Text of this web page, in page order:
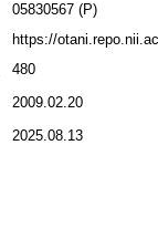
05830567 (P)
https://
480
2009.02.20
2025.08.13